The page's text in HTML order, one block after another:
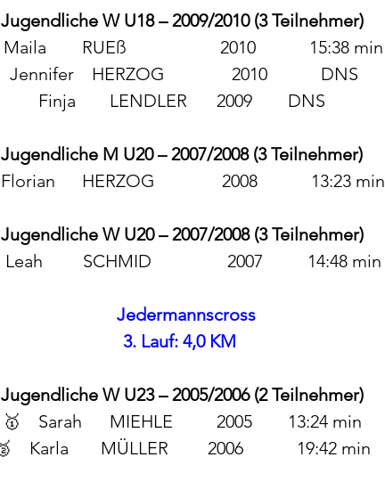
Jugendliche W U18 – 2009/2010 (3 Teilnehmer)
RUEß                     2010            15:38 min
Jennifer    HERZOG               2010            DNS
Finja 	LENDLER 	2009 	DNS
Jugendliche M U20 – 2007/2008 (3 Teilnehmer)
HERZOG               2008            13:23 min
Jugendliche W U20 – 2007/2008 (3 Teilnehmer)
SCHMID                 2007          14:48 min
Jedermannscross
3. Lauf: 4,0 KM
Jugendliche W U23 – 2005/2006 (2 Teilnehmer)
🥇 	Sarah 	MIEHLE 		2005 	13:24 min
🥈	Karla 	MÜLLER 	2006            19:42 min